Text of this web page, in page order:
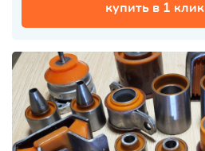
купить в 1 клик